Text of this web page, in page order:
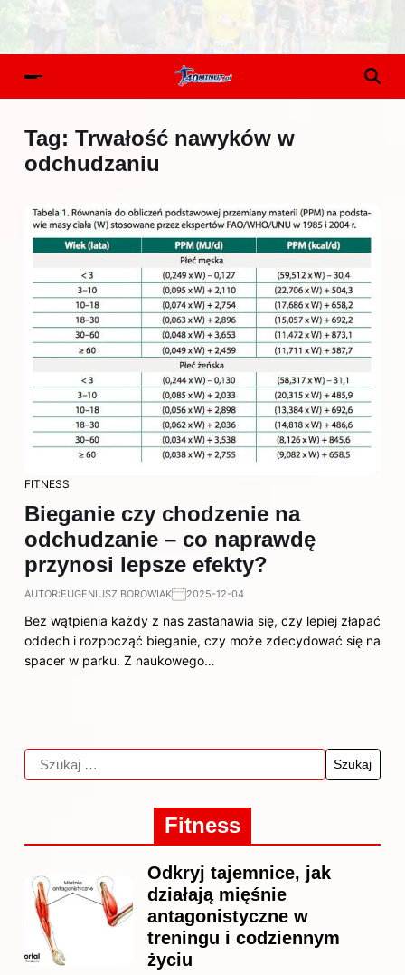
Tag: Trwałość nawyków w
odchudzaniu
FITNESS
Bieganie czy chodzenie na
odchudzanie – co naprawdę
przynosi lepsze efekty?
AUTOR:EUGENIUSZ BOROWIAK 2025-12-04
Bez wątpienia każdy z nas zastanawia się, czy lepiej złapać
oddech i rozpocząć bieganie, czy może zdecydować się na
spacer w parku. Z naukowego…
Fitness
Odkryj tajemnice, jak
działają mięśnie
antagonistyczne w
treningu i codziennym
życiu